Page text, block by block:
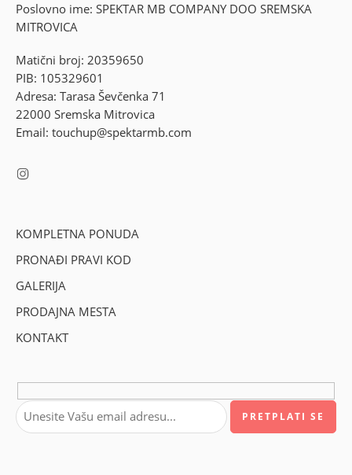
Poslovno ime: SPEKTAR MB COMPANY DOO SREMSKA
MITROVICA
Matični broj: 20359650
PIB: 105329601
Adresa: Tarasa Ševčenka 71
22000 Sremska Mitrovica
Email: touchup@spektarmb.com
KOMPLETNA PONUDA
PRONAĐI PRAVI KOD
GALERIJA
PRODAJNA MESTA
KONTAKT